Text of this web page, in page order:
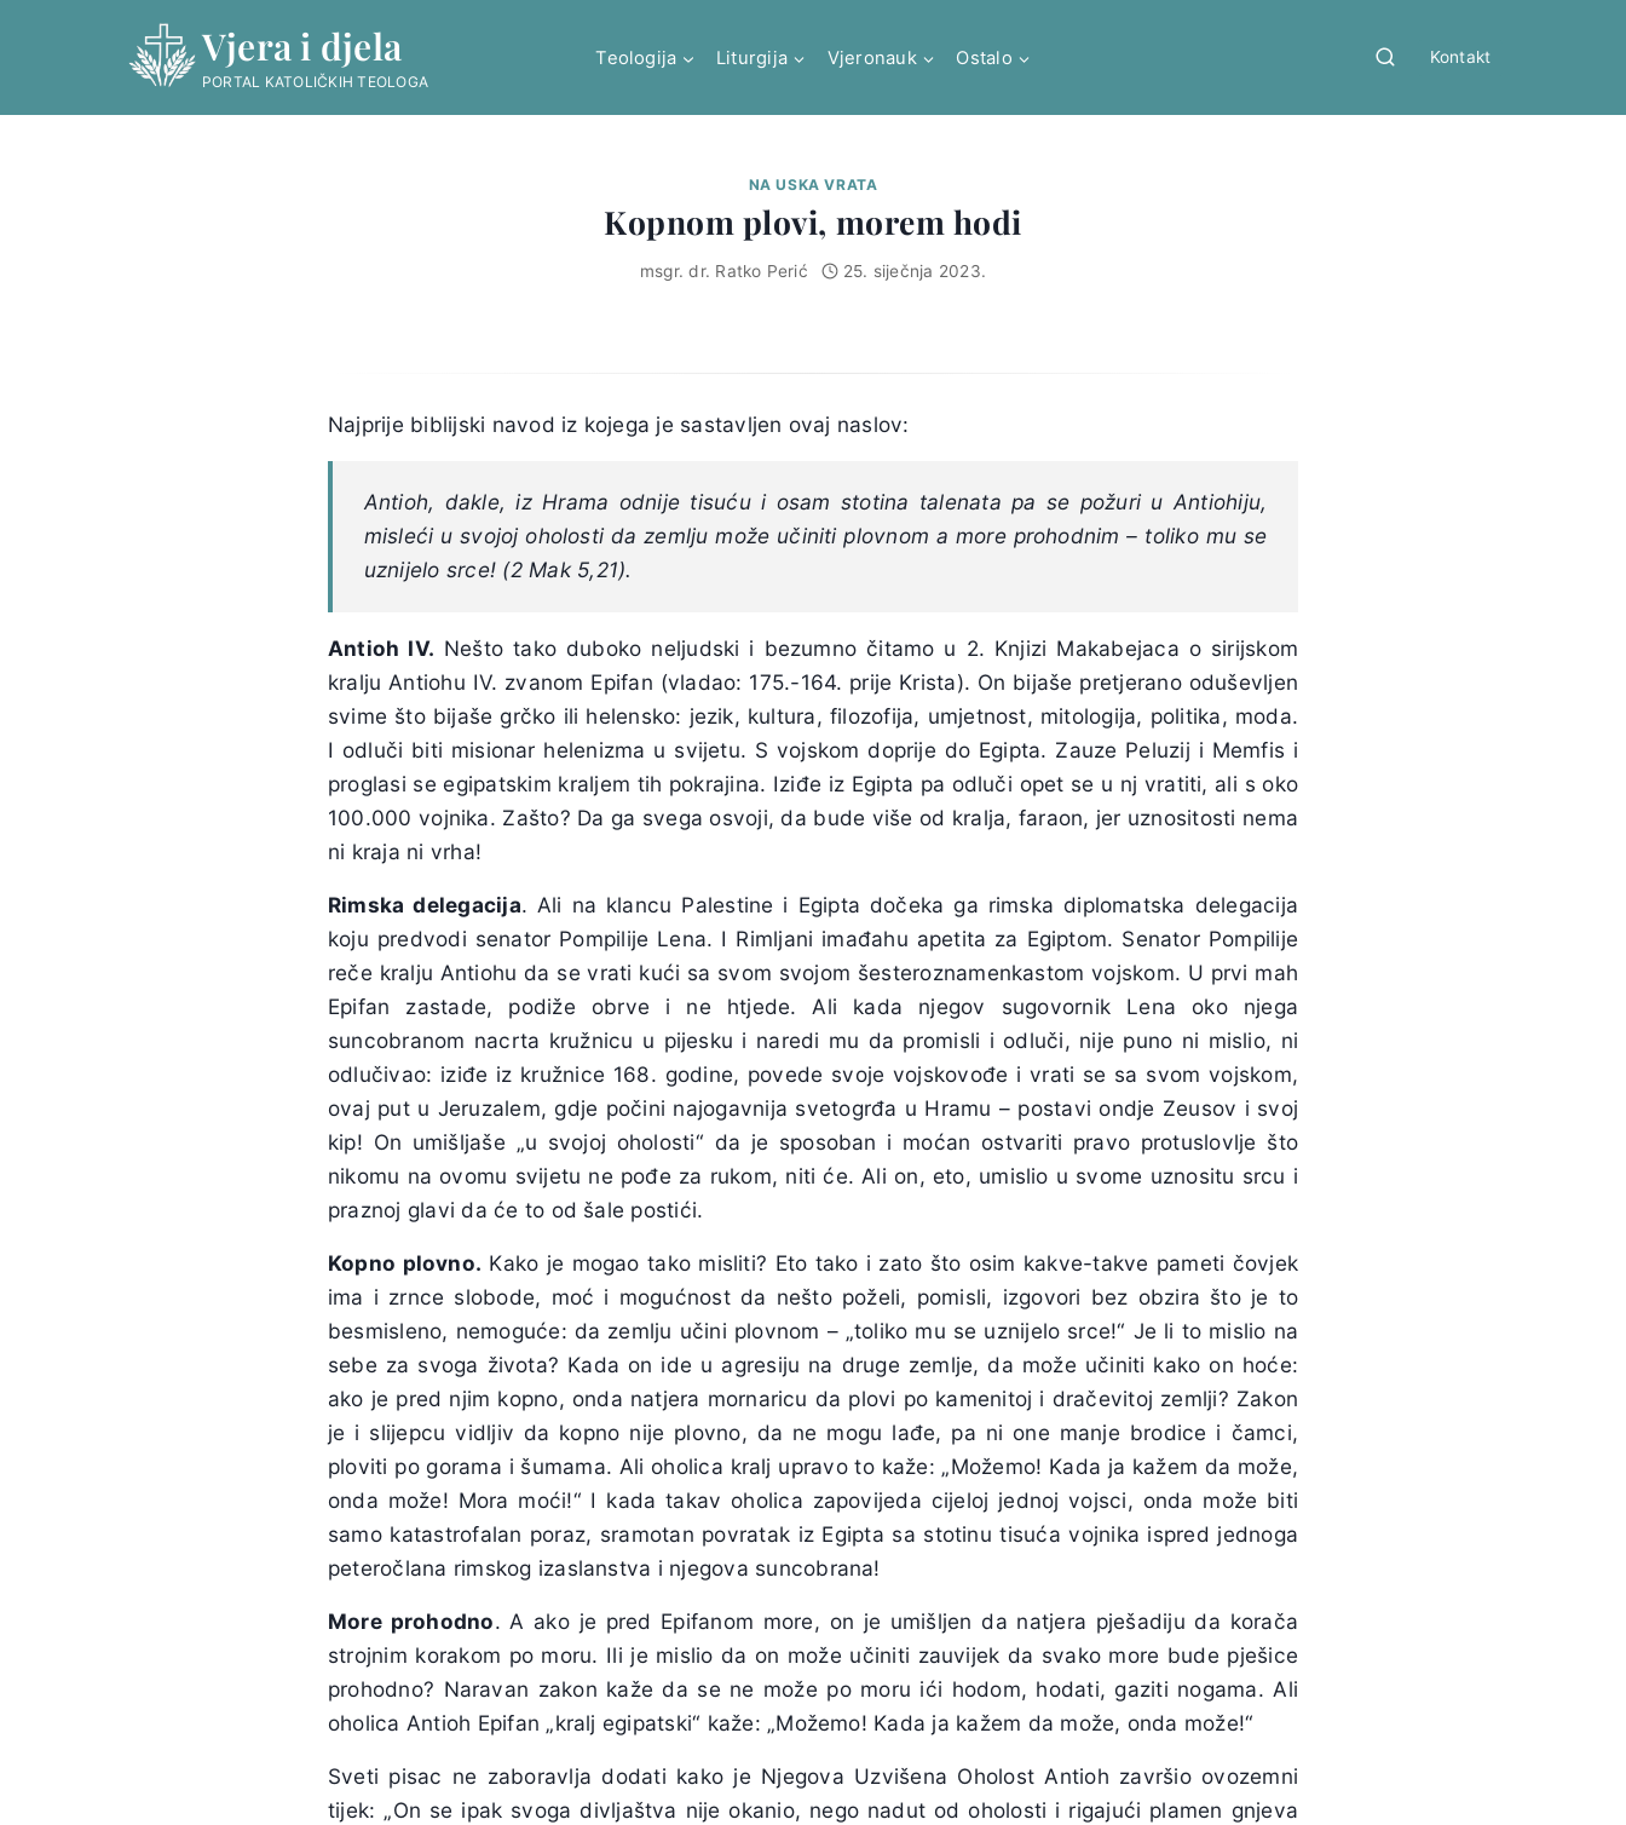
Vjera i djela
PORTAL KATOLIČKIH TEOLOGA
Teologija Liturgija Vjeronauk Ostalo Kontakt
NA USKA VRATA
Kopnom plovi, morem hodi
msgr. dr. Ratko Perić 25. siječnja 2023.
Najprije biblijski navod iz kojega je sastavljen ovaj naslov:
Antioh, dakle, iz Hrama odnije tisuću i osam stotina talenata pa se požuri u Antiohiju,
misleći u svojoj oholosti da zemlju može učiniti plovnom a more prohodnim – toliko mu se
uznijelo srce! (2 Mak 5,21).
Antioh IV. Nešto tako duboko neljudski i bezumno čitamo u 2. Knjizi Makabejaca o sirijskom
kralju Antiohu IV. zvanom Epifan (vladao: 175.-164. prije Krista). On bijaše pretjerano oduševljen
svime što bijaše grčko ili helensko: jezik, kultura, filozofija, umjetnost, mitologija, politika, moda.
I odluči biti misionar helenizma u svijetu. S vojskom doprije do Egipta. Zauze Peluzij i Memfis i
proglasi se egipatskim kraljem tih pokrajina. Iziđe iz Egipta pa odluči opet se u nj vratiti, ali s oko
100.000 vojnika. Zašto? Da ga svega osvoji, da bude više od kralja, faraon, jer uznositosti nema
ni kraja ni vrha!
Rimska delegacija. Ali na klancu Palestine i Egipta dočeka ga rimska diplomatska delegacija
koju predvodi senator Pompilije Lena. I Rimljani imađahu apetita za Egiptom. Senator Pompilije
reče kralju Antiohu da se vrati kući sa svom svojom šesteroznamenkastom vojskom. U prvi mah
Epifan zastade, podiže obrve i ne htjede. Ali kada njegov sugovornik Lena oko njega
suncobranom nacrta kružnicu u pijesku i naredi mu da promisli i odluči, nije puno ni mislio, ni
odlučivao: iziđe iz kružnice 168. godine, povede svoje vojskovođe i vrati se sa svom vojskom,
ovaj put u Jeruzalem, gdje počini najogavnija svetogrđa u Hramu – postavi ondje Zeusov i svoj
kip! On umišljaše „u svojoj oholosti“ da je sposoban i moćan ostvariti pravo protuslovlje što
nikomu na ovomu svijetu ne pođe za rukom, niti će. Ali on, eto, umislio u svome uznositu srcu i
praznoj glavi da će to od šale postići.
Kopno plovno. Kako je mogao tako misliti? Eto tako i zato što osim kakve-takve pameti čovjek
ima i zrnce slobode, moć i mogućnost da nešto poželi, pomisli, izgovori bez obzira što je to
besmisleno, nemoguće: da zemlju učini plovnom – „toliko mu se uznijelo srce!“ Je li to mislio na
sebe za svoga života? Kada on ide u agresiju na druge zemlje, da može učiniti kako on hoće:
ako je pred njim kopno, onda natjera mornaricu da plovi po kamenitoj i dračevitoj zemlji? Zakon
je i slijepcu vidljiv da kopno nije plovno, da ne mogu lađe, pa ni one manje brodice i čamci,
ploviti po gorama i šumama. Ali oholica kralj upravo to kaže: „Možemo! Kada ja kažem da može,
onda može! Mora moći!“ I kada takav oholica zapovijeda cijeloj jednoj vojsci, onda može biti
samo katastrofalan poraz, sramotan povratak iz Egipta sa stotinu tisuća vojnika ispred jednoga
peteročlana rimskog izaslanstva i njegova suncobrana!
More prohodno. A ako je pred Epifanom more, on je umišljen da natjera pješadiju da korača
strojnim korakom po moru. Ili je mislio da on može učiniti zauvijek da svako more bude pješice
prohodno? Naravan zakon kaže da se ne može po moru ići hodom, hodati, gaziti nogama. Ali
oholica Antioh Epifan „kralj egipatski“ kaže: „Možemo! Kada ja kažem da može, onda može!“
Sveti pisac ne zaboravlja dodati kako je Njegova Uzvišena Oholost Antioh završio ovozemni
tijek: „On se ipak svoga divljaštva nije okanio, nego nadut od oholosti i rigajući plamen gnjeva